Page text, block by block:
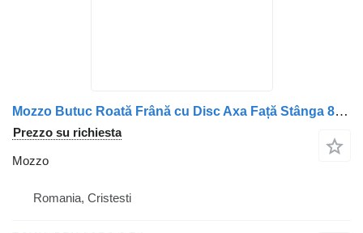
Mozzo Butuc Roată Frână cu Disc Axa Față Stânga 85107750 per camion Renault Renault
Prezzo su richiesta
Mozzo
Romania, Cristesti